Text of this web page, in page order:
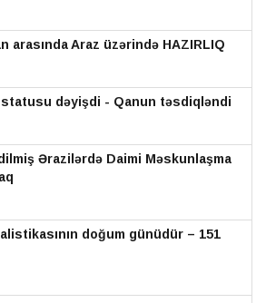
arasında Araz üzərində HAZIRLIQ
dəyişdi - Qanun təsdiqləndi
Ərazilərdə Daimi Məskunlaşma
doğum günüdür – 151